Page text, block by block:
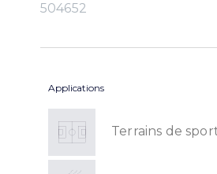
504652
Applications
Terrains de